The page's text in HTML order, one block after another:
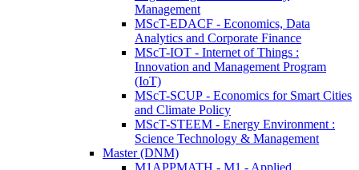
Management
MScT-EDACF - Economics, Data
Analytics and Corporate Finance
MScT-IOT - Internet of Things :
Innovation and Management Program
(IoT)
MScT-SCUP - Economics for Smart Cities
and Climate Policy
MScT-STEEM - Energy Environment :
Science Technology & Management
Master (DNM)
M1APPMATH - M1 - Applied